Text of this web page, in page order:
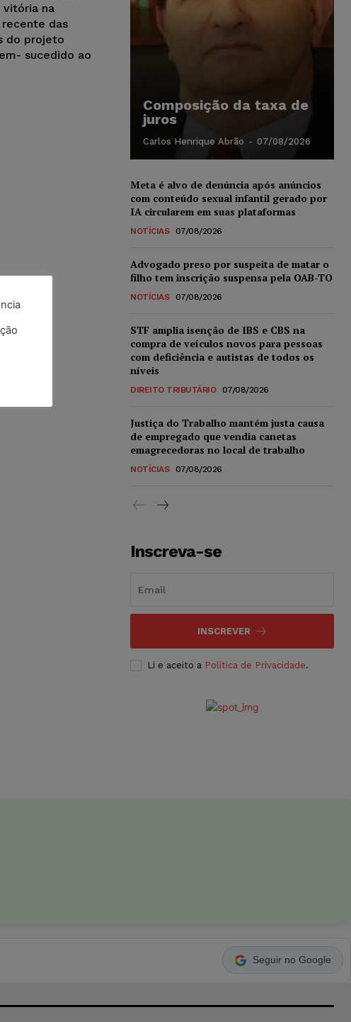
vitória na
das
do projeto
sucedido ao
Composição da taxa de
juros
Carlos Henrique Abrão - 07/08/2026
Meta é alvo de denúncia após anúncios
com conteúdo sexual infantil gerado por
IA circularem em suas plataformas
NOTÍCIAS 07/08/2026
Advogado preso por suspeita de matar o
filho tem inscrição suspensa pela OAB-TO
NOTÍCIAS 07/08/2026
STF amplia isenção de IBS e CBS na
compra de veículos novos para pessoas
com deficiência e autistas de todos os
níveis
DIREITO TRIBUTÁRIO 07/08/2026
Justiça do Trabalho mantém justa causa
de empregado que vendia canetas
emagrecedoras no local de trabalho
NOTÍCIAS 07/08/2026
Inscreva-se
INSCREVER
Li e aceito a Política de Privacidade.
Seguir no Google